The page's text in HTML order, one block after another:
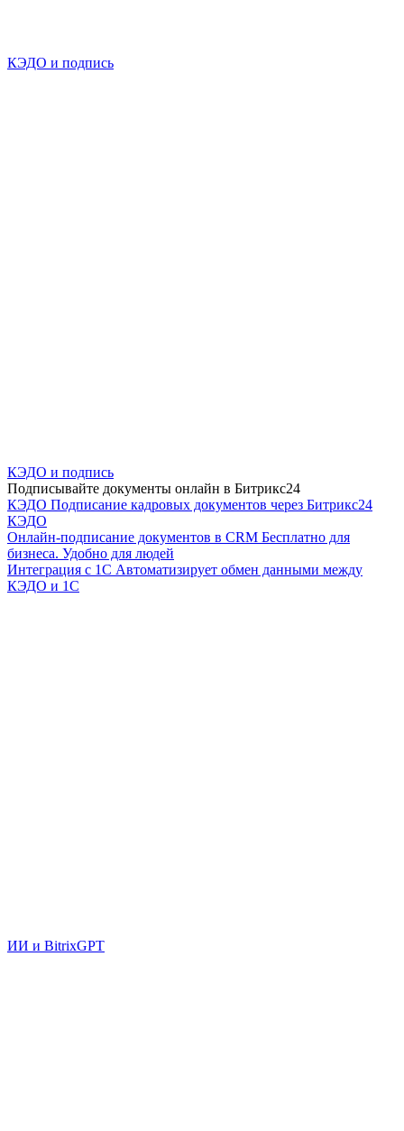
КЭДО и подпись
КЭДО и подпись
Подписывайте документы онлайн в Битрикс24
КЭДО Подписание кадровых документов через Битрикс24
КЭДО
Онлайн-подписание документов в CRM Бесплатно для
бизнеса. Удобно для людей
Интеграция с 1С Автоматизирует обмен данными между
КЭДО и 1С
ИИ и BitrixGPT